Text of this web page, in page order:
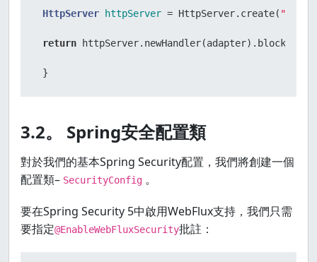
HttpServer httpServer = HttpServer.create(
return httpServer.newHandler(adapter).block();
}
3.2。 Spring安全配置類
對於我們的基本Spring Security配置，我們將創建一個
配置類– SecurityConfig 。
要在Spring Security 5中啟用WebFlux支持，我們只需
要指定@EnableWebFluxSecurity批註：